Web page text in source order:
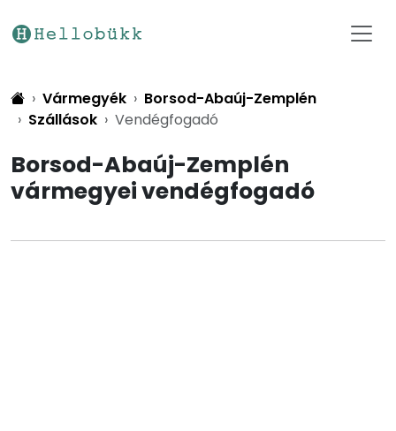
Vármegyék
Borsod-Abaúj-Zemplén
Szállások
Vendégfogadó
Borsod-Abaúj-Zemplén
vármegyei vendégfogadó